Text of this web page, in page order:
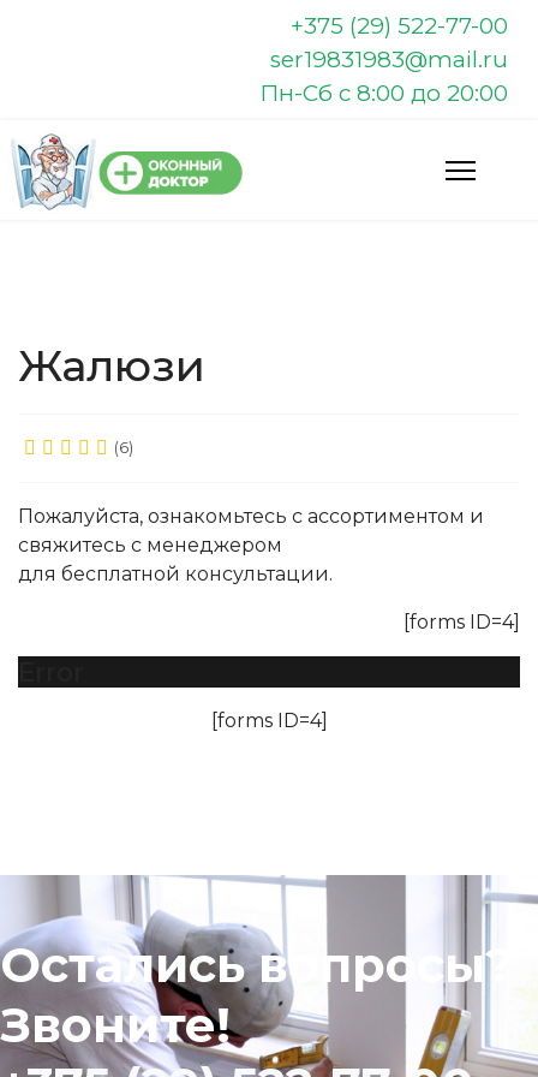
+375 (29) 522-77-00
ser19831983@mail.ru
Пн-Сб с 8:00 до 20:00
Жалюзи
(6)
Пожалуйста, ознакомьтесь с ассортиментом и
свяжитесь с менеджером
для бесплатной консультации.
[forms ID=4]
[forms ID=4]
Остались вопросы?
Звоните!